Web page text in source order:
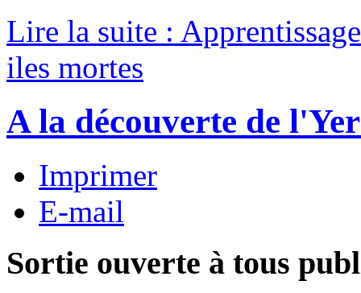
Lire la suite :
iles mortes
A la découverte de
Imprimer
E-mail
Sortie ouverte à tous